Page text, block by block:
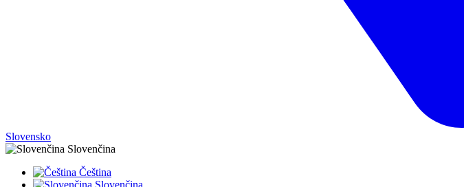
Slovensko
Slovenčina
Čeština
Slovenčina